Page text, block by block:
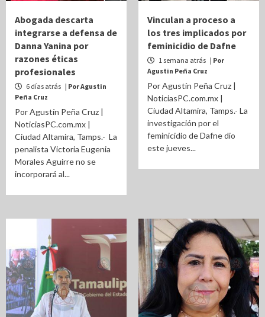
Abogada descarta
integrarse a defensa de
Danna Yanina por
razones éticas
profesionales
6 días atrás | Por Agustin
Peña Cruz
Por Agustín Peña Cruz |
NoticiasPC.com.mx |
Ciudad Altamira, Tamps.- La
penalista Victoria Eugenia
Morales Aguirre no se
incorporará al...
Vinculan a proceso a
los tres implicados por
feminicidio de Dafne
1 semana atrás | Por
Agustin Peña Cruz
Por Agustín Peña Cruz |
NoticiasPC.com.mx |
Ciudad Altamira, Tamps.- La
investigación por el
feminicidio de Dafne dio
este jueves...